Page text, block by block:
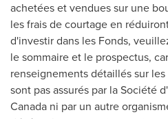
achetées et vendues sur une
les frais de courtage en
d'investir dans les Fonds,
le sommaire et le prospectus,
renseignements détaillés sur
sont pas assurés par la Société
Canada ni par un autre